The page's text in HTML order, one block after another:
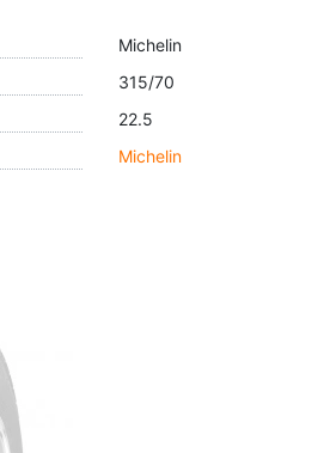
Michelin
315/70
22.5
Michelin